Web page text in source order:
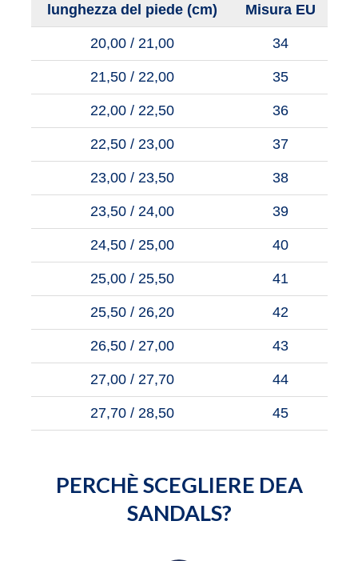
lunghezza del piede (cm) Misura EU
20,00 / 21,00 34
21,50 / 22,00 35
22,00 / 22,50 36
22,50 / 23,00 37
23,00 / 23,50 38
23,50 / 24,00 39
24,50 / 25,00 40
25,00 / 25,50 41
25,50 / 26,20 42
26,50 / 27,00 43
27,00 / 27,70 44
27,70 / 28,50 45
PERCHÈ SCEGLIERE DEA
SANDALS?